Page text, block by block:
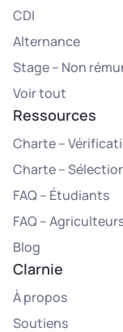
CDI
Alternance
Stage – Non
Voir tout
Ressources
Charte –
Charte –
FAQ – Étudiants
FAQ –
Blog
Clarnie
À propos
Soutiens